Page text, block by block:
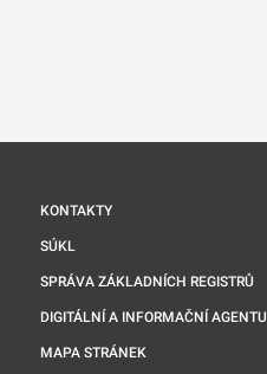
KONTAKTY
SÚKL
SPRÁVA ZÁKLADNÍCH REGISTRŮ
DIGITÁLNÍ A INFORMAČNÍ
MAPA STRÁNEK